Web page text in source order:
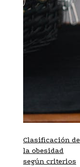
Clasificación de
la obesidad
según criterios